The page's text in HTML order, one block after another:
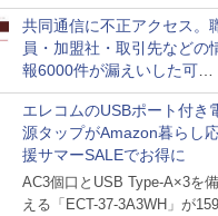
共同通信に不正アクセス。
員・加盟社・取引先などの
報6000件が漏えいした可能
性
エレコムのUSBポート付き
源タップがAmazon暮らし
援サマーSALEでお得に
AC3個口とUSB Type-A×3を備
える「ECT-37-3A3WH」が